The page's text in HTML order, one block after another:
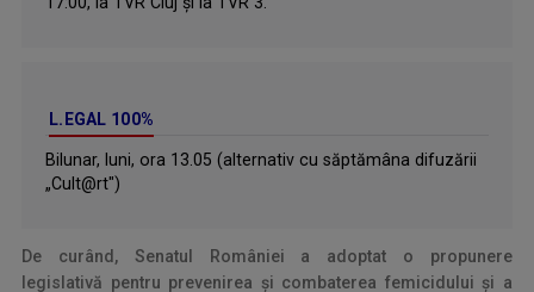
L.EGAL 100%
Bilunar, luni, ora 13.05 (alternativ cu săptămâna difuzării
„Cult@rt")
De curând, Senatul României a adoptat o propunere
legislativă pentru prevenirea și combaterea femicidului și a